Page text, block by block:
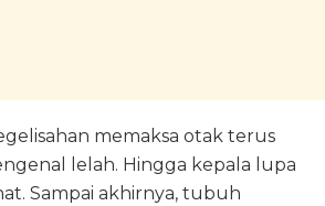
memaksa otak terus
lelah. Hingga kepala lupa
Sampai akhirnya, tubuh